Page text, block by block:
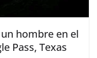
hombre en el
Pass, Texas